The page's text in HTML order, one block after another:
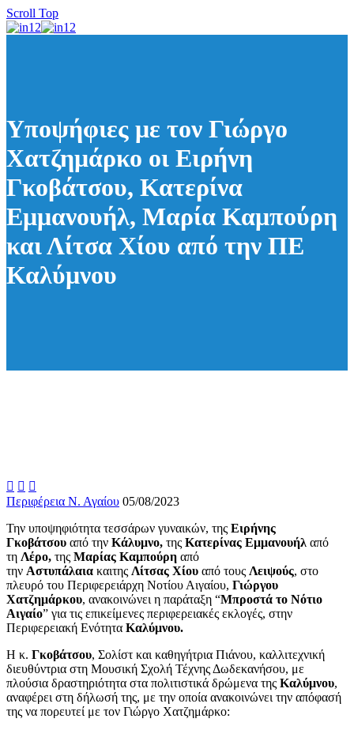
Scroll Top
Υποψήφιες με τον Γιώργο
Χατζημάρκο οι Ειρήνη
Γκοβάτσου, Κατερίνα
Εμμανουήλ, Μαρία Καμπούρη
και Λίτσα Χίου από την ΠΕ
Καλύμνου
  
Περιφέρεια Ν. Αγαίου 05/08/2023
Την υποψηφιότητα τεσσάρων γυναικών, της Ειρήνης
Γκοβάτσου από την Κάλυμνο, της Κατερίνας Εμμανουήλ από
τη Λέρο, της Μαρίας Καμπούρη από
την Αστυπάλαια καιτης Λίτσας Χίου από τους Λειψούς, στο
πλευρό του Περιφερειάρχη Νοτίου Αιγαίου, Γιώργου
Χατζημάρκου, ανακοινώνει η παράταξη “Μπροστά το Νότιο
Αιγαίο” για τις επικείμενες περιφερειακές εκλογές, στην
Περιφερειακή Ενότητα Καλύμνου.
Η κ. Γκοβάτσου, Σολίστ και καθηγήτρια Πιάνου, καλλιτεχνική
διευθύντρια στη Μουσική Σχολή Τέχνης Δωδεκανήσου, με
πλούσια δραστηριότητα στα πολιτιστικά δρώμενα της Καλύμνου,
αναφέρει στη δήλωσή της, με την οποία ανακοινώνει την απόφασή
της να πορευτεί με τον Γιώργο Χατζημάρκο: